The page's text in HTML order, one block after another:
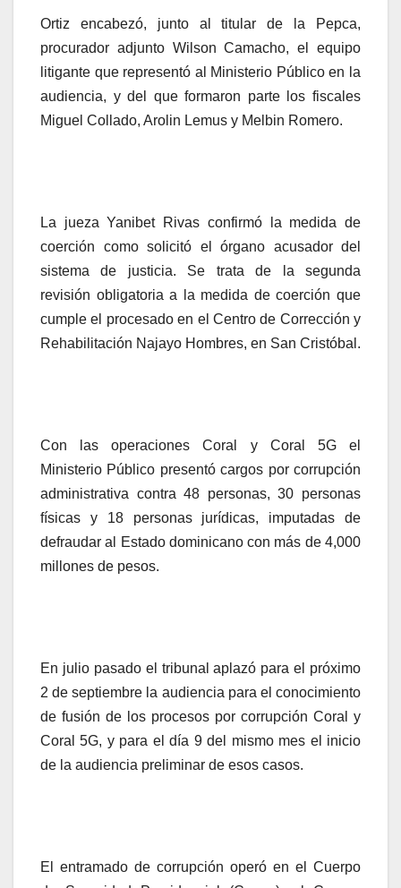
Ortiz encabezó, junto al titular de la Pepca,
procurador adjunto Wilson Camacho, el equipo
litigante que representó al Ministerio Público en la
audiencia, y del que formaron parte los fiscales
Miguel Collado, Arolin Lemus y Melbin Romero.
La jueza Yanibet Rivas confirmó la medida de
coerción como solicitó el órgano acusador del
sistema de justicia. Se trata de la segunda
revisión obligatoria a la medida de coerción que
cumple el procesado en el Centro de Corrección y
Rehabilitación Najayo Hombres, en San Cristóbal.
Con las operaciones Coral y Coral 5G el
Ministerio Público presentó cargos por corrupción
administrativa contra 48 personas, 30 personas
físicas y 18 personas jurídicas, imputadas de
defraudar al Estado dominicano con más de 4,000
millones de pesos.
En julio pasado el tribunal aplazó para el próximo
2 de septiembre la audiencia para el conocimiento
de fusión de los procesos por corrupción Coral y
Coral 5G, y para el día 9 del mismo mes el inicio
de la audiencia preliminar de esos casos.
El entramado de corrupción operó en el Cuerpo